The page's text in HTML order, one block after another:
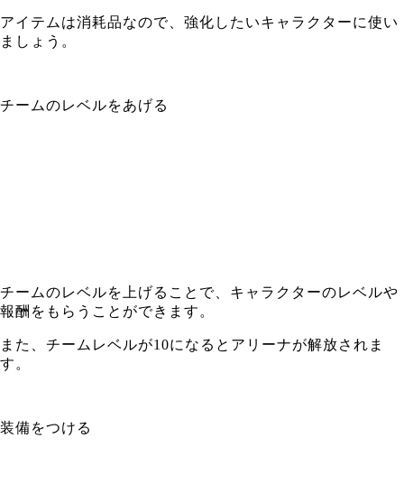
アイテムは消耗品なので、強化したいキャラクターに使い
ましょう。
チームのレベルをあげる
チームのレベルを上げることで、キャラクターのレベルや
報酬をもらうことができます。
また、チームレベルが10になるとアリーナが解放されま
す。
装備をつける